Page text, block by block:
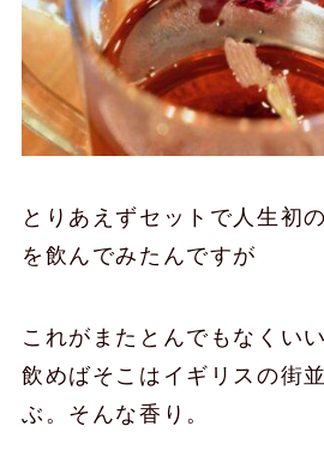
とりあえずセットで人生初
を飲んでみたんですが
これがまたとんでもなくい
飲めばそこはイギリスの街
ぶ。そんな香り。